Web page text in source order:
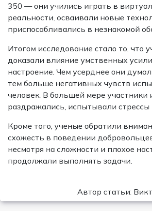
350 — они учились играть в
реальности, осваивали новые
приспосабливались в незнакомой
Итогом исследование стало то, что
доказали влияние умственных
настроение. Чем усерднее они
тем больше негативных чувств
человек. В большей мере участники
раздражались, испытывали
Кроме того, ученые обратили
схожесть в поведении
несмотря на сложности и плохое
продолжали выполнять задачи.
Автор статьи: